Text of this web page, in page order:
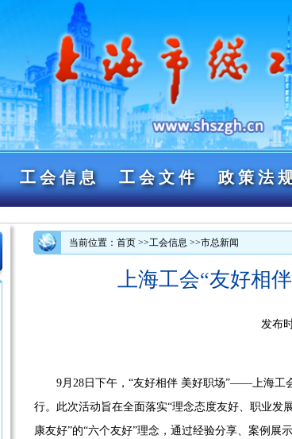
工会信息 工会文件 政策法
当前位置：首页 >>工会信息 >>市总新闻
上海工会“友好相
发布
9月28日下午，“友好相伴 美好职场”——上海工会
行。此次活动旨在全面落实“理念态度友好、职业发
康友好”的“六个友好”理念，通过经验分享、案例展